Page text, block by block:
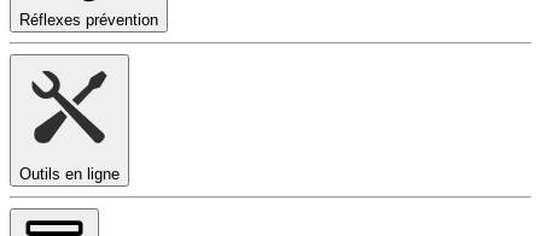
Réflexes prévention
Outils en ligne